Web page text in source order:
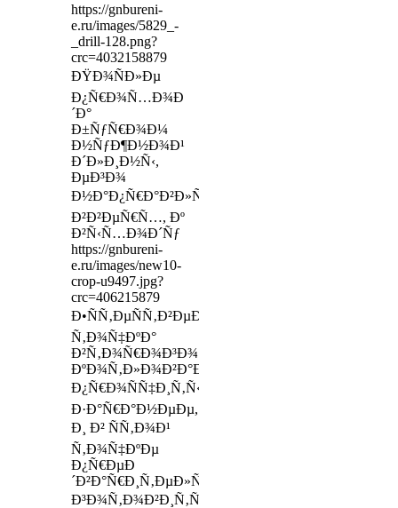
https://gnbureni-
e.ru/images/5829_-
_drill-128.png?
crc=4032158879
ÐŸÐ¾ÑÐ»Ðµ
Ð¿Ñ€Ð¾Ñ…Ð¾Ð
´Ð°
Ð±ÑƒÑ€Ð¾Ð¼
Ð½ÑƒÐ¶Ð½Ð¾Ð¹
Ð´Ð»Ð¸Ð½Ñ‹,
ÐµÐ³Ð¾
Ð½Ð°Ð¿Ñ€Ð°Ð²Ð»ÑÑŽÑ‚
Ð²Ð²ÐµÑ€Ñ…, Ðº
Ð²Ñ‹Ñ…Ð¾Ð´Ñƒ
https://gnbureni-
e.ru/images/new10-
crop-u9497.jpg?
crc=406215879
Ð•ÑÑ‚ÐµÑÑ‚Ð²ÐµÐ½Ð½Ð¾,
Ñ‚Ð¾Ñ‡ÐºÐ°
Ð²Ñ‚Ð¾Ñ€Ð¾Ð³Ð¾
ÐºÐ¾Ñ‚Ð»Ð¾Ð²Ð°Ð½Ð°
Ð¿Ñ€Ð¾ÑÑ‡Ð¸Ñ‚Ñ‹Ð²Ð°ÐµÑ‚ÑÑ
Ð·Ð°Ñ€Ð°Ð½ÐµÐµ,
Ð¸ Ð² ÑÑ‚Ð¾Ð¹
Ñ‚Ð¾Ñ‡ÐºÐµ
Ð¿Ñ€ÐµÐ
´Ð²Ð°Ñ€Ð¸Ñ‚ÐµÐ»ÑŒÐ½Ð¾
Ð³Ð¾Ñ‚Ð¾Ð²Ð¸Ñ‚ÑÑ